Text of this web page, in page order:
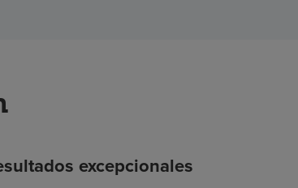
excepcionales